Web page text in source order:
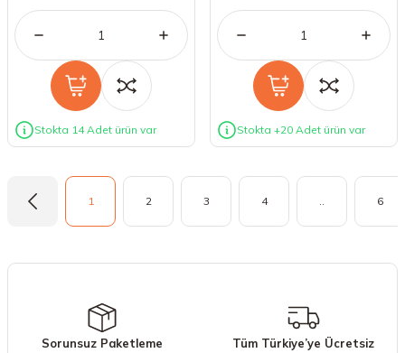
Stokta 14 Adet ürün var Stokta +20 Adet ürün var
1 2 3 4 .. 6
Sorunsuz Paketleme Tüm Türkiye’ye Ücretsiz